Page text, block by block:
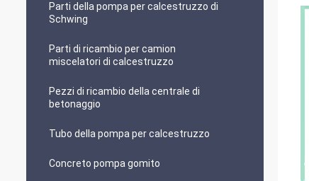
Parti della pompa per calcestruzzo di
Schwing
Parti di ricambio per camion
miscelatori di calcestruzzo
Pezzi di ricambio della centrale di
betonaggio
Tubo della pompa per calcestruzzo
Concreto pompa gomito